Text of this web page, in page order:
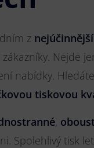
z
zákazníky. Nejde
nabídky.
tiskovou
,
Spolehlivý tisk